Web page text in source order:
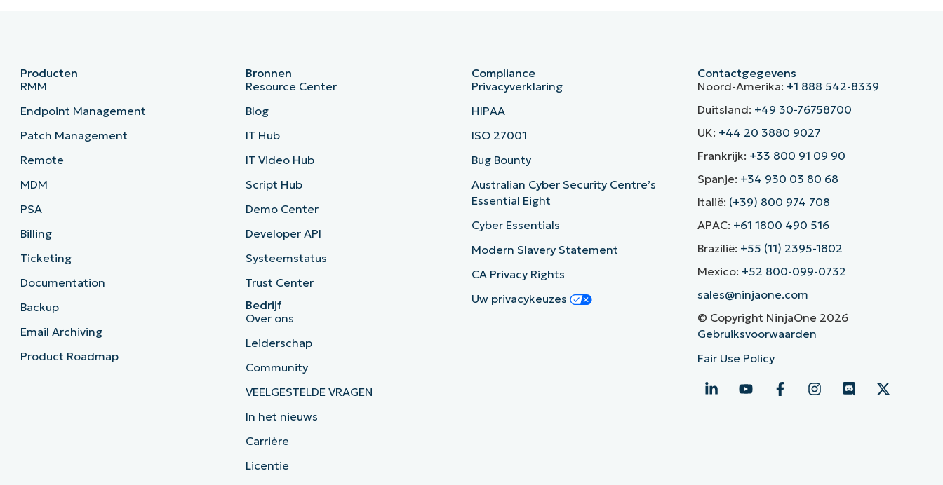
Producten
RMM
Endpoint Management
Patch Management
Remote
MDM
PSA
Billing
Ticketing
Documentation
Backup
Email Archiving
Product Roadmap
Bronnen
Resource Center
Blog
IT Hub
IT Video Hub
Script Hub
Demo Center
Developer API
Systeemstatus
Trust Center
Bedrijf
Over ons
Leiderschap
Community
VEELGESTELDE VRAGEN
In het nieuws
Carrière
Licentie
Compliance
Privacyverklaring
HIPAA
ISO 27001
Bug Bounty
Australian Cyber Security Centre’s
Essential Eight
Cyber Essentials
Modern Slavery Statement
CA Privacy Rights
Uw privacykeuzes
Contactgegevens
Noord-Amerika: +1 888 542-8339
Duitsland: +49 30-76758700
UK: +44 20 3880 9027
Frankrijk: +33 800 91 09 90
Spanje: +34 930 03 80 68
Italië: (+39) 800 974 708
APAC: +61 1800 490 516
Brazilië: +55 (11) 2395-1802
Mexico: +52 800-099-0732
sales@ninjaone.com
© Copyright NinjaOne 2026
Gebruiksvoorwaarden
Fair Use Policy